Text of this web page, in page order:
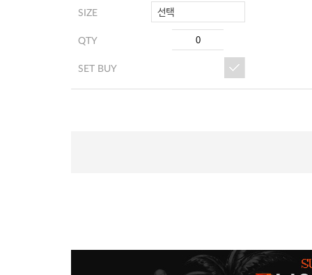
SIZE 선택
QTY
SET BUY